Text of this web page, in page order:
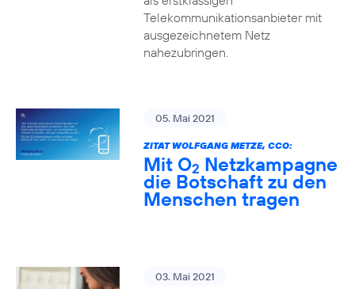
Telekommunikationsanbieter mit
ausgezeichnetem Netz
nahezubringen.
05. Mai 2021
ZITAT WOLFGANG METZE, CCO:
Mit O2 Netzkampagne
die Botschaft zu den
Menschen tragen
03. Mai 2021